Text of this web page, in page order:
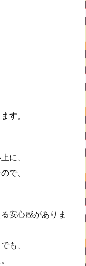
す。
に、
で、
安心感がありま
も、